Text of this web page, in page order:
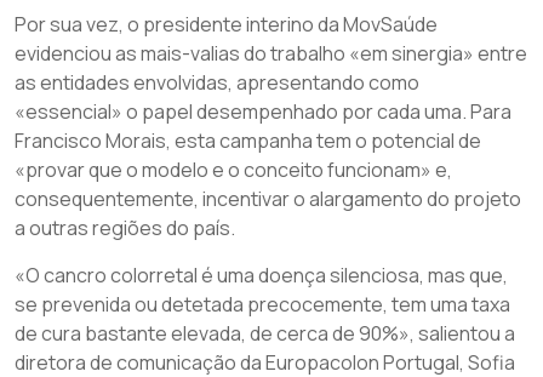
Por sua vez, o presidente interino da MovSaúde
evidenciou as mais-valias do trabalho «em sinergia» entre
as entidades envolvidas, apresentando como
«essencial» o papel desempenhado por cada uma. Para
Francisco Morais, esta campanha tem o potencial de
«provar que o modelo e o conceito funcionam» e,
consequentemente, incentivar o alargamento do projeto
a outras regiões do país.
«O cancro colorretal é uma doença silenciosa, mas que,
se prevenida ou detetada precocemente, tem uma taxa
de cura bastante elevada, de cerca de 90%», salientou a
diretora de comunicação da Europacolon Portugal, Sofia